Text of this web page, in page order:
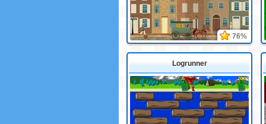
76%
Logrunner